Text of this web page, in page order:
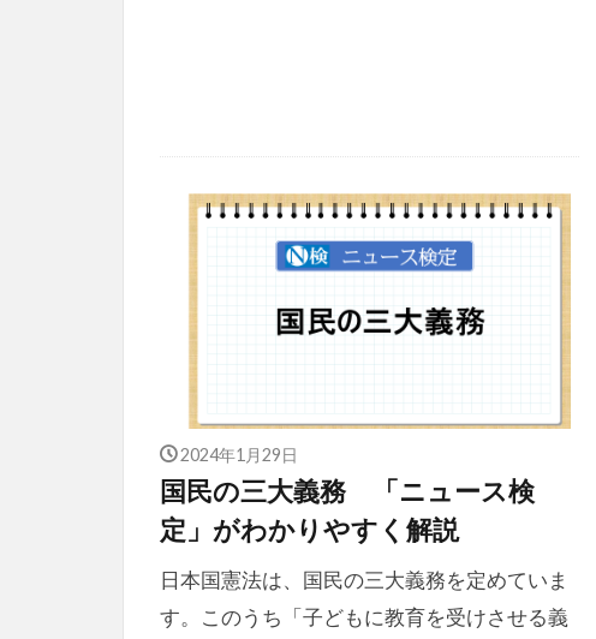
2024年1月29日
国民の三大義務 「ニュース検
定」がわかりやすく解説
日本国憲法は、国民の三大義務を定めていま
す。このうち「子どもに教育を受けさせる義